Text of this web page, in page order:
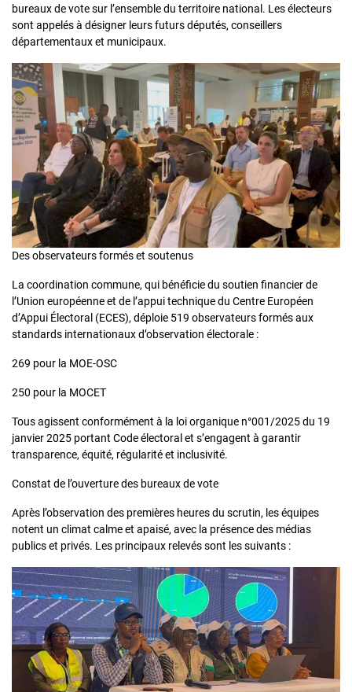
bureaux de vote sur l’ensemble du territoire national. Les électeurs
sont appelés à désigner leurs futurs députés, conseillers
départementaux et municipaux.
Des observateurs formés et soutenus
La coordination commune, qui bénéficie du soutien financier de
l’Union européenne et de l’appui technique du Centre Européen
d’Appui Électoral (ECES), déploie 519 observateurs formés aux
standards internationaux d’observation électorale :
269 pour la MOE-OSC
250 pour la MOCET
Tous agissent conformément à la loi organique n°001/2025 du 19
janvier 2025 portant Code électoral et s’engagent à garantir
transparence, équité, régularité et inclusivité.
Constat de l’ouverture des bureaux de vote
Après l’observation des premières heures du scrutin, les équipes
notent un climat calme et apaisé, avec la présence des médias
publics et privés. Les principaux relevés sont les suivants :